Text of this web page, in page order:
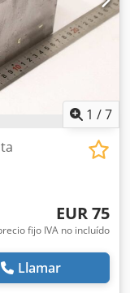
1 /7
EUR 75
fijo IVA no incluído
Llamar